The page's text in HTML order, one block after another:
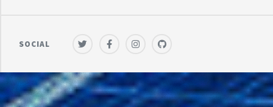
SOCIAL